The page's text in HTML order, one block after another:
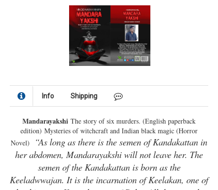
Info Shipping
Mandarayakshi The story of six murders. (English paperback
edition) Mysteries of witchcraft and Indian black magic (Horror
Novel)
“As long as there is the semen of Kandakattan in
her abdomen, Mandarayakshi will not leave her. The
semen of the Kandakattan is born as the
Keeladwwajan. It is the incarnation of Keelakan, one of